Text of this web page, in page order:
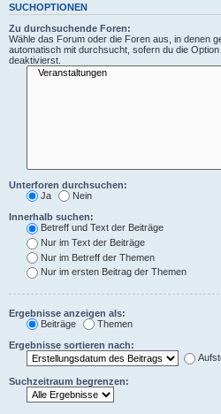
SUCHOPTIONEN
Zu durchsuchende Foren:
Wähle das Forum oder die Foren aus, in denen
automatisch mit durchsucht, sofern du die
deaktivierst.
Unterforen durchsuchen:
Ja
Nein
Innerhalb suchen:
Betreff und Text der Beiträge
Nur im Text der Beiträge
Nur im Betreff der Themen
Nur im ersten Beitrag der Themen
Ergebnisse anzeigen als:
Beiträge
Themen
Ergebnisse sortieren nach:
Suchzeitraum begrenzen: